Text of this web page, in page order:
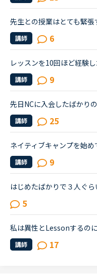
講師 6
講師 9
講師 25
講師 9
5
講師 17